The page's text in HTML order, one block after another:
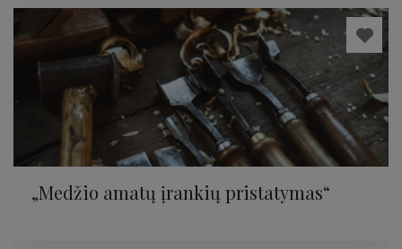
„Medžio amatų įrankių pristatymas“